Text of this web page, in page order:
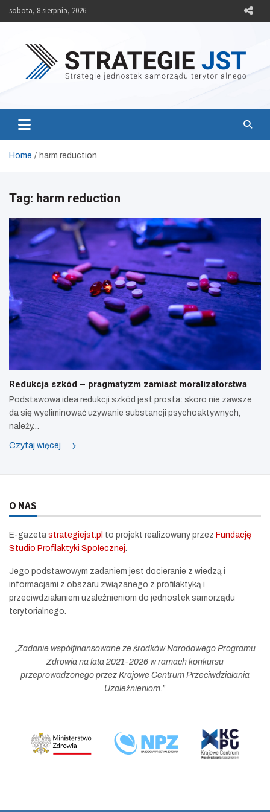
sobota, 8 sierpnia, 2026
Strategie JST
Home harm reduction
Tag: harm reduction
Redukcja szkód – pragmatyzm zamiast moralizatorstwa
Podstawowa idea redukcji szkód jest prosta: skoro nie zawsze
da się wyeliminować używanie substancji psychoaktywnych,
należy…
Czytaj więcej
O NAS
E-gazeta strategiejst.pl to projekt realizowany przez Fundację
Studio Profilaktyki Społecznej
Jego podstawowym zadaniem jest docieranie z wiedzą i
informacjami z obszaru związanego z profilaktyką i
przeciwdziałaniem uzależnieniom do jednostek samorządu
terytorialnego.
Zadanie współfinansowane ze środków Narodowego Programu
Zdrowia na lata 2021-2026 w ramach konkursu
przeprowadzonego przez Krajowe Centrum Przeciwdziałania
Uzależnieniom. ”